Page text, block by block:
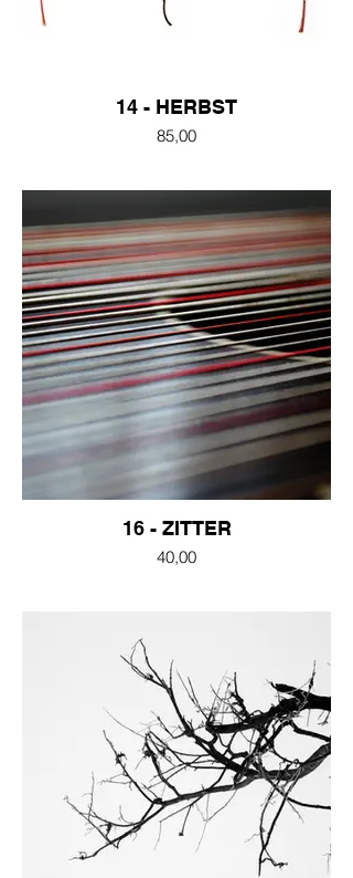
14 - HERBST
85,00
16 - ZITTER
40,00